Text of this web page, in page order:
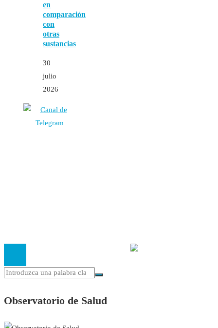
en
comparación
con
otras
sustancias
30
julio
2026
Observatorio de Salud